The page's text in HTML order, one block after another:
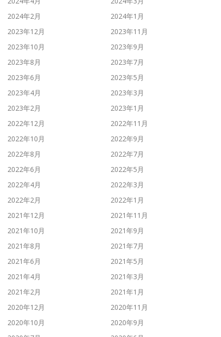
2024年2月
2024年1月
2023年12月
2023年11月
2023年10月
2023年9月
2023年8月
2023年7月
2023年6月
2023年5月
2023年4月
2023年3月
2023年2月
2023年1月
2022年12月
2022年11月
2022年10月
2022年9月
2022年8月
2022年7月
2022年6月
2022年5月
2022年4月
2022年3月
2022年2月
2022年1月
2021年12月
2021年11月
2021年10月
2021年9月
2021年8月
2021年7月
2021年6月
2021年5月
2021年4月
2021年3月
2021年2月
2021年1月
2020年12月
2020年11月
2020年10月
2020年9月